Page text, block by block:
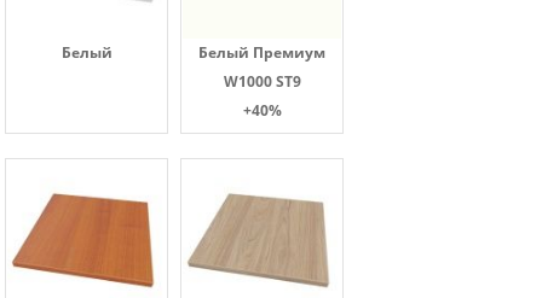
Белый
Белый Премиум
W1000 ST9
+40%